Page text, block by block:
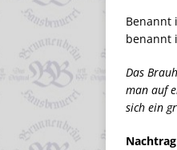
Benannt
benannt
Das
man auf
sich ein